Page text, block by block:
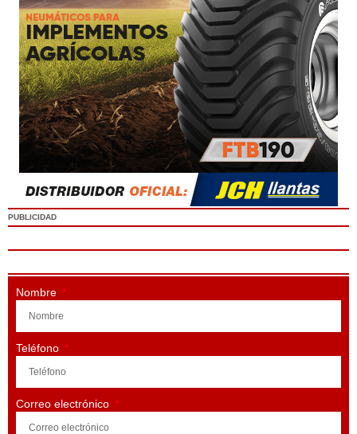
PUBLICIDAD
Nombre
Teléfono
Correo electrónico